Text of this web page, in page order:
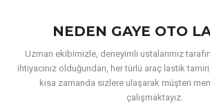
NEDEN GAYE OTO
Uzman ekibimizle, deneyimli ustalarımız
ihtiyacınız olduğundan, her türlü araç lastik
kısa zamanda sizlere ulaşarak müşteri
çalışmaktayız.